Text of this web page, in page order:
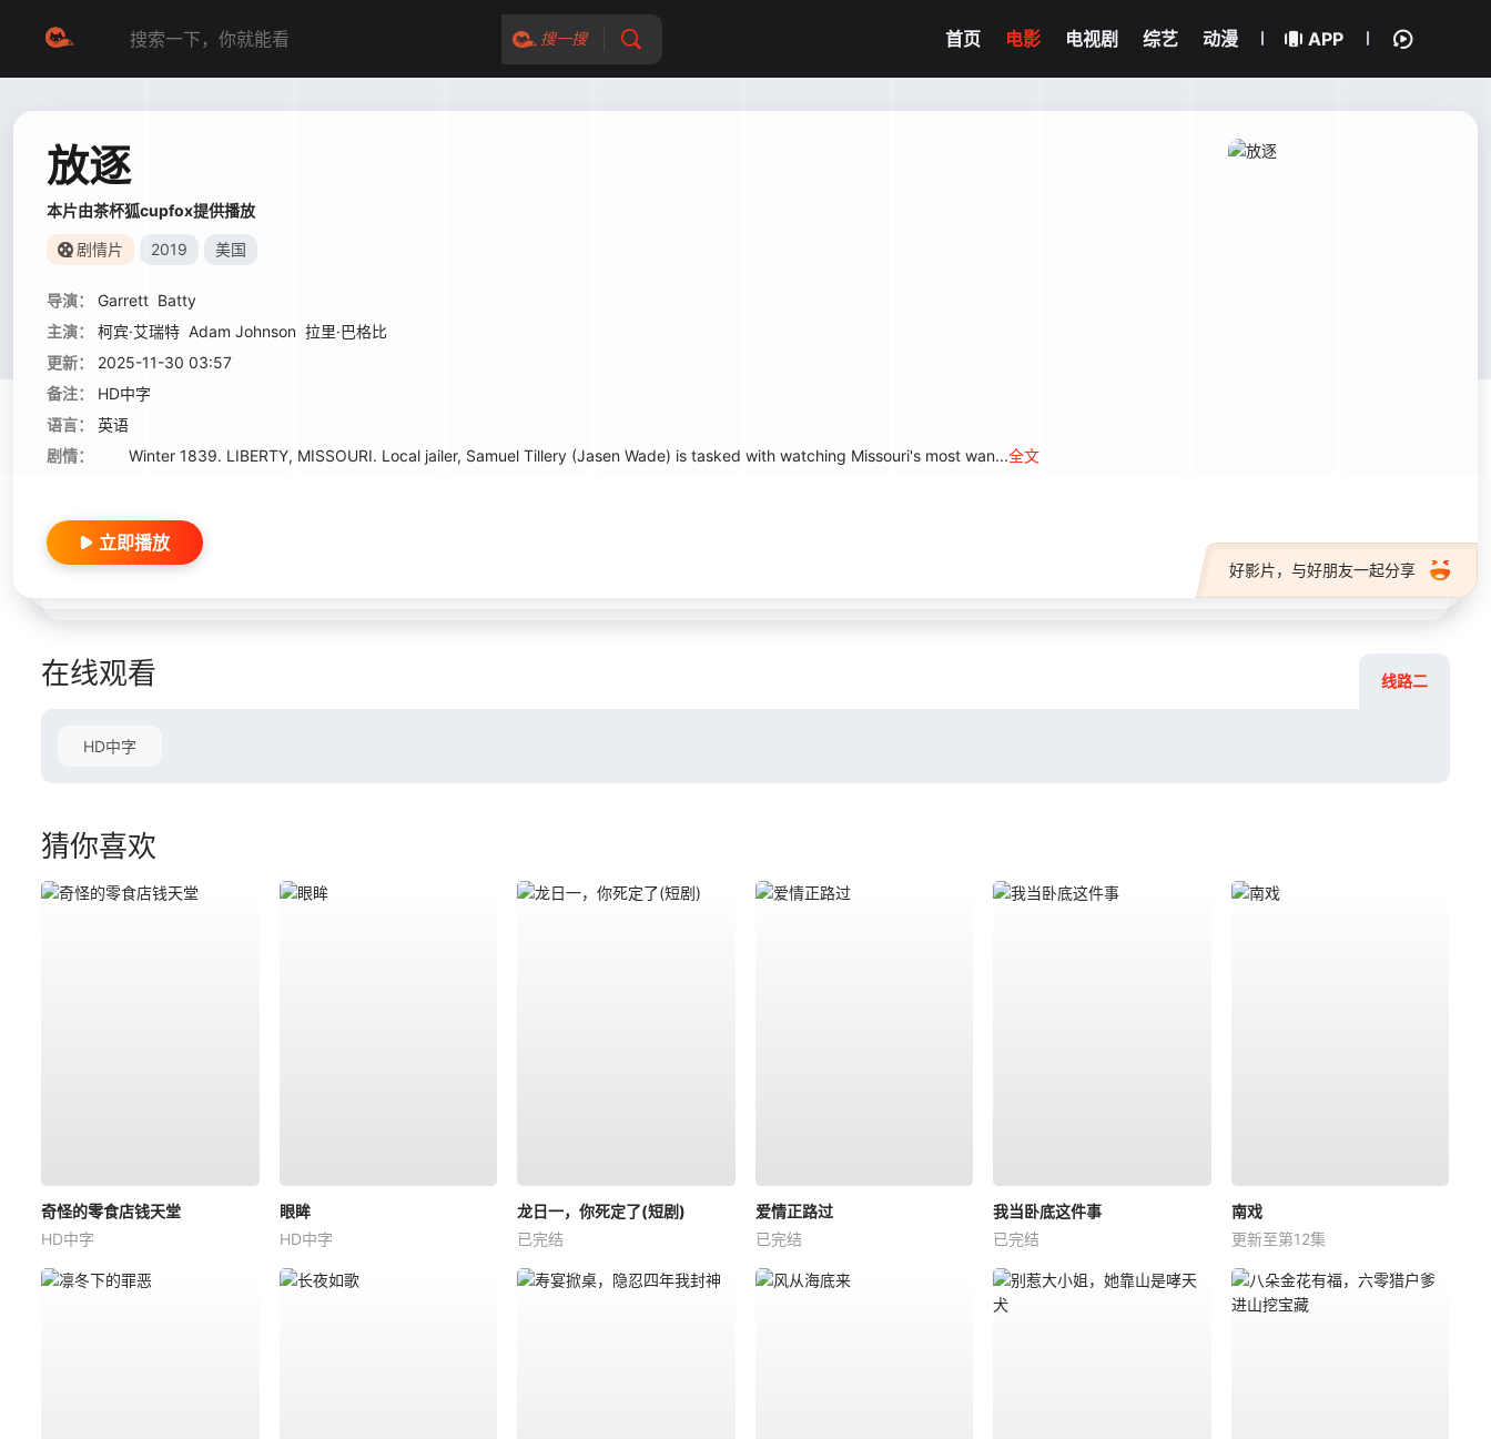
搜一搜 首页 电影 电视剧 综艺 动漫 APP
放逐
本片由茶杯狐cupfox提供播放
剧情片 2019 美国
导演： Garrett Batty
主演：
柯宾·艾瑞特 Adam Johnson 拉里·巴格比
更新：
2025-11-30 03:57
备注：
HD中字
语言：
英语
剧情：
Winter 1839. LIBERTY, MISSOURI. Local jailer, Samuel Tillery (Jasen Wade) is tasked with watching Missouri's most wan...全文
好影片，与好朋友一起分享
立即播放
在线观看 线路二
HD中字
猜你喜欢
奇怪的零食店钱天堂
HD中字
眼眸
HD中字
龙日一，你死定了(短剧)
已完结
爱情正路过
已完结
我当卧底这件事
已完结
南戏
更新至第12集